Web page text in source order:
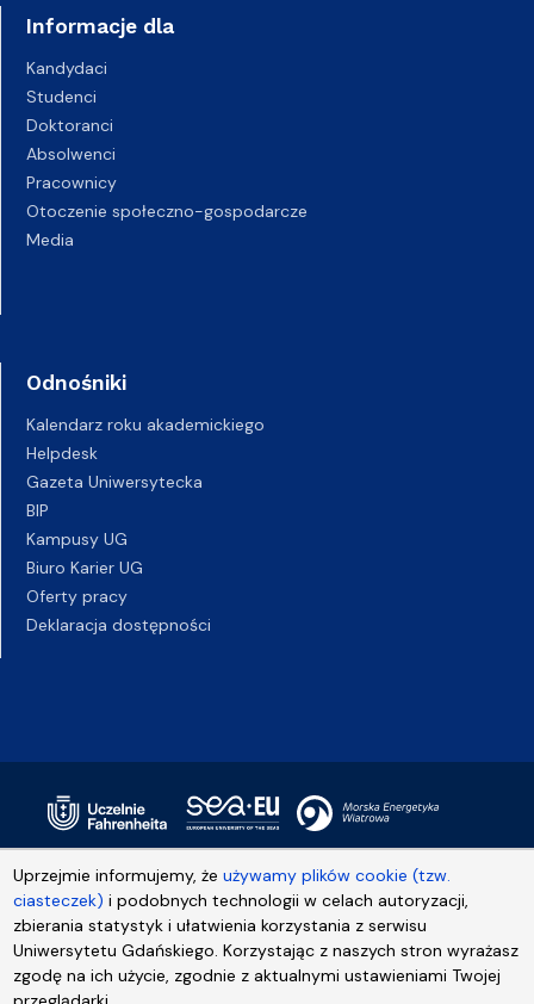
Uprzejmie informujemy, żeużywamy plików cookie (tzw.
ciasteczek) i podobnych technologii w celach autoryzacji,
zbierania statystyk i ułatwienia korzystania z serwisu
Uniwersytetu Gdańskiego. Korzystając z naszych stron wyrażasz
zgodę na ich użycie, zgodnie z aktualnymi ustawieniami Twojej
Informacje dla
Kandydaci
Studenci
Doktoranci
Absolwenci
Pracownicy
Otoczenie społeczno-gospodarcze
Media
Odnośniki
Kalendarz roku akademickiego
Helpdesk
Gazeta Uniwersytecka
BIP
Kampusy UG
Biuro Karier UG
Oferty pracy
Deklaracja dostępności